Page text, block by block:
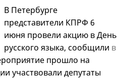
В Петербурге
представители КПРФ 6
июня провели акцию в День
русского языка, сообщили в
прошло на
участвовали депутаты